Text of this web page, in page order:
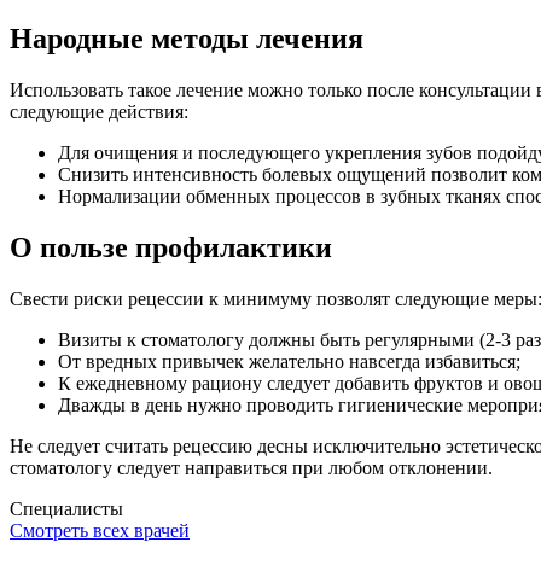
Народные методы лечения
Использовать такое лечение можно только после
следующие действия:
Для очищения и последующего укрепления зубов
Снизить интенсивность болевых ощущений позволит
Нормализации обменных процессов в зубных тканях
О пользе профилактики
Свести риски рецессии к минимуму позволят следующие меры:
Визиты к стоматологу должны быть регулярными (2-3
От вредных привычек желательно навсегда избавиться;
К ежедневному рациону следует добавить фруктов и
Дважды в день нужно проводить гигиенические
Не следует считать рецессию десны исключительно
стоматологу следует направиться при любом отклонении.
Специалисты
Смотреть всех врачей